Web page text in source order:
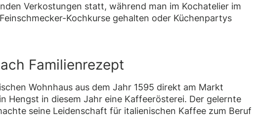
Verkostungen statt, während man im Kochatelier im
Kochkurse gehalten oder Küchenpartys
Familienrezept
Wohnhaus aus dem Jahr 1595 direkt am Markt
Hengst in diesem Jahr eine Kaffeerösterei. Der gelernte
seine Leidenschaft für italienischen Kaffee zum Beruf